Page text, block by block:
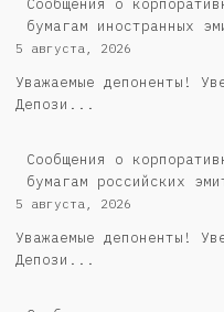
бумагам иностранных
5 августа, 2026
Уважаемые депоненты!
Депози...
Cообщения о
бумагам российских
5 августа, 2026
Уважаемые депоненты!
Депози...